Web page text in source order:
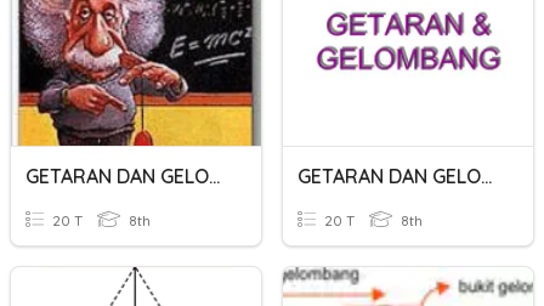
GETARAN DAN GELOMBANG
20 T 8th
GETARAN DAN GELOMBANG
20 T 8th